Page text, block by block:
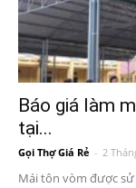
Báo giá làm
tại...
Gọi Thợ Giá Rẻ - 2
Mái tôn vòm được